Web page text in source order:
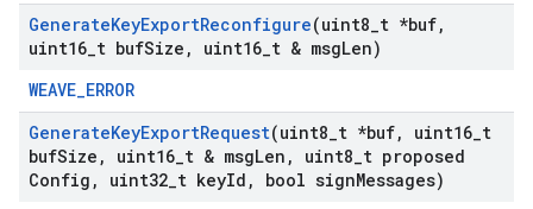
GenerateKeyExportReconfigure(uint8 t *buf,
uint16 t bufSize , uint16 t & msgLen)
WEAVE_ERROR
GenerateKeyExportRequest(uint8 t *buf, uint16 t
bufSize , uint16 t & msgLen , uint8 t proposed
Config , uint32 t keyId , bool signMessages)